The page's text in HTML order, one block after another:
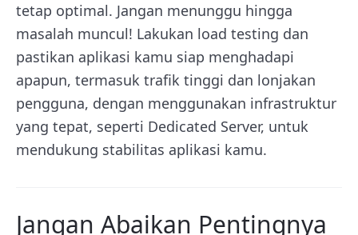
tetap optimal. Jangan menunggu hingga
masalah muncul! Lakukan load testing dan
pastikan aplikasi kamu siap menghadapi
apapun, termasuk trafik tinggi dan lonjakan
pengguna, dengan menggunakan infrastruktur
yang tepat, seperti Dedicated Server, untuk
mendukung stabilitas aplikasi kamu.
Jangan Abaikan Pentingnya